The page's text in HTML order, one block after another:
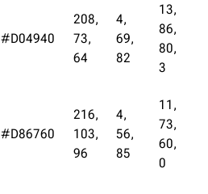
#D04940
208,
73,
64
4,
69,
82
13,
86,
80,
3
#D86760
216,
103,
96
4,
56,
85
11,
73,
60,
0